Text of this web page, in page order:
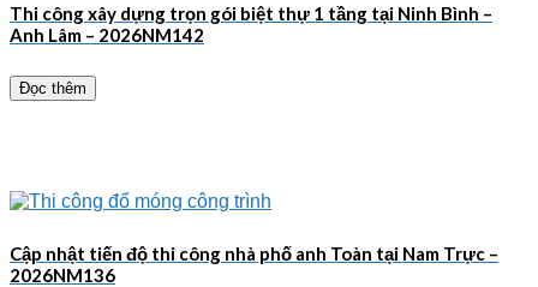
Thi công xây dựng trọn gói biệt thự 1 tầng tại Ninh Bình –
Anh Lâm – 2026NM142
Đọc thêm
Cập nhật tiến độ thi công nhà phố anh Toàn tại Nam Trực –
2026NM136